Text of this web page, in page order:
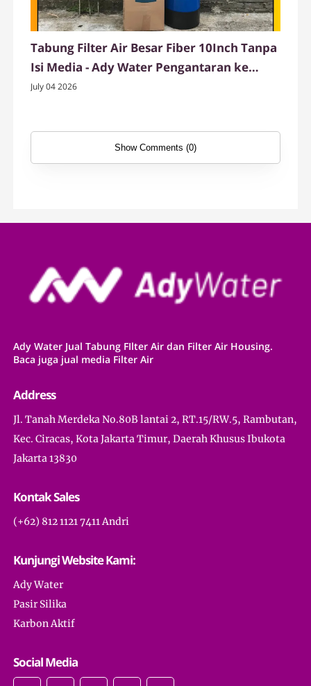
Tabung Filter Air Besar Fiber 10Inch Tanpa
Isi Media - Ady Water Pengantaran ke
Pandeglang
July 04 2026
Show Comments (0)
Ady Water Jual Tabung FIlter Air dan Filter Air Housing.
Baca juga jual media Filter Air
Address
Jl. Tanah Merdeka No.80B lantai 2, RT.15/RW.5, Rambutan,
Kec. Ciracas, Kota Jakarta Timur, Daerah Khusus Ibukota
Jakarta 13830
Kontak Sales
(+62) 812 1121 7411 Andri
Kunjungi Website Kami:
Ady Water
Pasir Silika
Karbon Aktif
Social Media